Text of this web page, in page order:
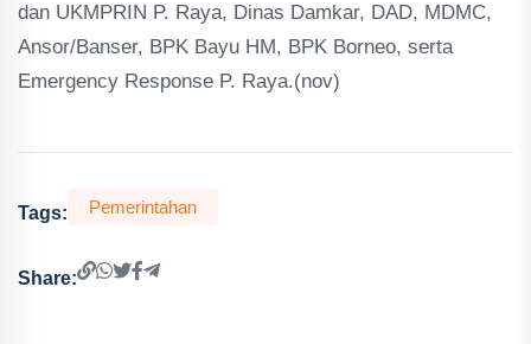
dan UKMPRIN P. Raya, Dinas Damkar, DAD, MDMC,
Ansor/Banser, BPK Bayu HM, BPK Borneo, serta
Emergency Response P. Raya.(nov)
Tags: Pemerintahan
Share: